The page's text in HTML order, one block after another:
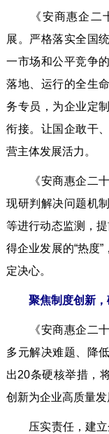
《安商惠企二十
展。严格落实全国
一市场和公平竞争
落地、运行的全生
务专员，为企业定
衔接。让国企敢干
营主体发展活力。
《安商惠企二十
现研判解决问题机
等进行动态监测，
得企业发展的“热度
定决心。
聚焦制度创新，
《安商惠企二十
多元解决难题、降
出20条硬核举措，
创新为企业高质量发
压实责任，建立